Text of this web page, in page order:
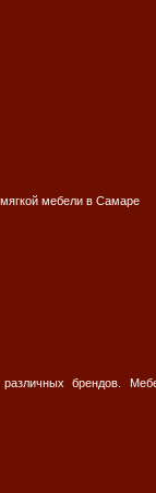
мебели в Самаре
брендов.